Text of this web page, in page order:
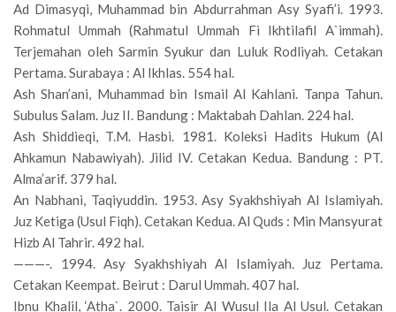
Ad Dimasyqi, Muhammad bin Abdurrahman Asy Syafi’i. 1993.
Rohmatul Ummah (Rahmatul Ummah Fi Ikhtilafil A`immah).
Terjemahan oleh Sarmin Syukur dan Luluk Rodliyah. Cetakan
Pertama. Surabaya : Al Ikhlas. 554 hal.
Ash Shan’ani, Muhammad bin Ismail Al Kahlani. Tanpa Tahun.
Subulus Salam. Juz II. Bandung : Maktabah Dahlan. 224 hal.
Ash Shiddieqi, T.M. Hasbi. 1981. Koleksi Hadits Hukum (Al
Ahkamun Nabawiyah). Jilid IV. Cetakan Kedua. Bandung : PT.
Alma’arif. 379 hal.
An Nabhani, Taqiyuddin. 1953. Asy Syakhshiyah Al Islamiyah.
Juz Ketiga (Usul Fiqh). Cetakan Kedua. Al Quds : Min Mansyurat
Hizb Al Tahrir. 492 hal.
———-. 1994. Asy Syakhshiyah Al Islamiyah. Juz Pertama.
Cetakan Keempat. Beirut : Darul Ummah. 407 hal.
Ibnu Khalil, ‘Atha`. 2000. Taisir Al Wusul Ila Al Usul. Cetakan